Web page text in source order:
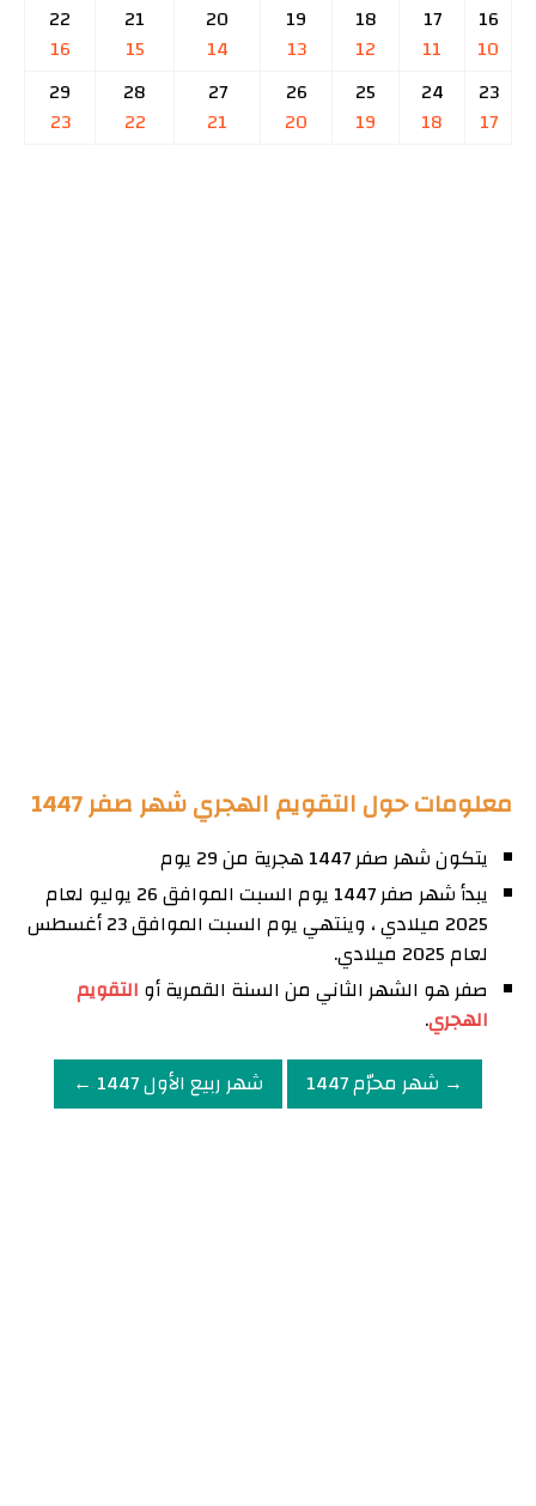
16
10
17
11
18
12
19
13
20
14
21
15
22
16
23
17
24
18
25
19
26
20
27
21
28
22
29
23
معلومات حول التقويم الهجري شهر صفر 1447
يتكون شهر صفر 1447 هجرية من 29 يوم
يبدأ شهر صفر 1447 يوم السبت الموافق 26 يوليو لعام
2025 ميلادي ، وينتهي يوم السبت الموافق 23 أغسطس
لعام 2025 ميلادي.
صفر هو الشهر الثاني من السنة القمرية أو التقويم
الهجري.
→ شهر محرّم 1447
شهر ربيع الأول 1447 ←